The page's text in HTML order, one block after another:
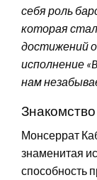
себя роль
которая
достижений
исполнение
нам
Монсеррат
знаменитая
способность